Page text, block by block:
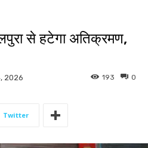
से हटेगा अतिक्रमण,
2026 0
193
Twitter